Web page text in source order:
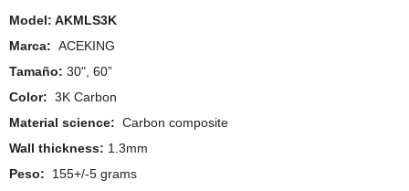
Model: AKMLS3K
Marca: ACEKING
Tamaño: 30", 60”
Color: 3K Carbon
Material science: Carbon composite
Wall thickness: 1.3mm
Peso:
155+/-5 grams